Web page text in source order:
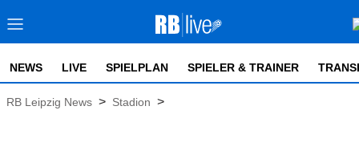
NEWS LIVE SPIELPLAN SPIELER & TRAINER
RB Leipzig News > Stadion >